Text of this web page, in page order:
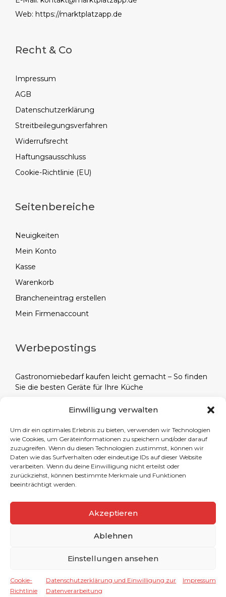
Einwilligung verwalten
Um dir ein optimales Erlebnis zu bieten, verwenden wir Technologien
wie Cookies, um Geräteinformationen zu speichern und/oder darauf
zuzugreifen. Wenn du diesen Technologien zustimmst, können wir
Daten wie das Surfverhalten oder eindeutige IDs auf dieser Website
verarbeiten. Wenn du deine Einwilligung nicht erteilst oder
zurückziehst, können bestimmte Merkmale und Funktionen
beeinträchtigt werden.
Akzeptieren
Ablehnen
Einstellungen ansehen
Cookie-
Richtlinie
Datenschutzerklärung und Einwilligung zur
Datenverarbeitung
Impressum
Web: https://marktplatzapp.de
Recht & Co
Impressum
AGB
Datenschutzerklärung
Streitbeilegungsverfahren
Widerrufsrecht
Haftungsausschluss
Cookie-Richtlinie (EU)
Seitenbereiche
Neuigkeiten
Mein Konto
Kasse
Warenkorb
Brancheneintrag erstellen
Mein Firmenaccount
Werbepostings
Gastronomiebedarf kaufen leicht gemacht – So finden
Sie die besten Geräte für Ihre Küche
professionellen Gaststättenbedarf – Entdecken Sie
Eventplanung leicht gemacht: Catering-Highlights aus
der Hauptstadt – Erstklassige Speisen und Getränke für
jeden Anlass in Berlin.
Südafrikanische Weine: Eine Reise durch die
Weinregionen
Dieser Marktplatz wurde von Omni-Channel
Hier klicken für mehr Informationen